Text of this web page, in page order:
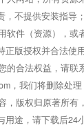
，不提供安装指导；
软件（资源），或
正版授权并合法使
的合法权益，请联
，我们将删除处理
，版权归原著所有
用途，请下载后24